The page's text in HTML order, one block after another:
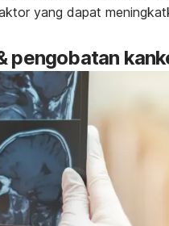
yang dapat
pengobatan